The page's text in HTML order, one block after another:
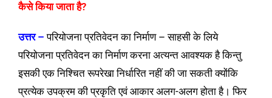
कैसे किया जाता है?
उत्तर – परियोजना प्रतिवेदन का निर्माण – साहसी के लिये
परियोजना प्रतिवेदन का निर्माण करना अत्यन्त आवश्यक है किन्तु
इसकी एक निश्चित रूपरेखा निर्धारित नहीं की जा सकती क्योंकि
प्रत्येक उपक्रम की प्रकृति एवं आकार अलग-अलग होता है। फिर